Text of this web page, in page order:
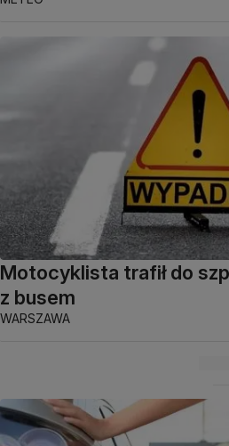
Motocyklista trafił do
z busem
WARSZAWA